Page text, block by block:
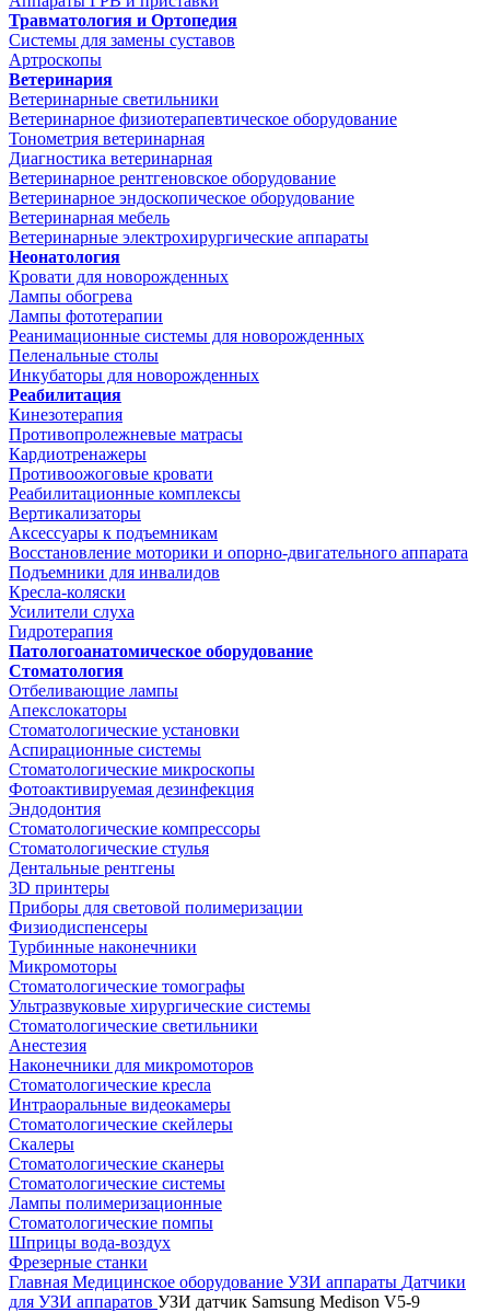
Травматология и Ортопедия
Системы для замены суставов
Артроскопы
Ветеринария
Ветеринарные светильники
Ветеринарное физиотерапевтическое оборудование
Тонометрия ветеринарная
Диагностика ветеринарная
Ветеринарное рентгеновское оборудование
Ветеринарное эндоскопическое оборудование
Ветеринарная мебель
Ветеринарные электрохирургические аппараты
Неонатология
Кровати для новорожденных
Лампы обогрева
Лампы фототерапии
Реанимационные системы для новорожденных
Пеленальные столы
Инкубаторы для новорожденных
Реабилитация
Кинезотерапия
Противопролежневые матрасы
Кардиотренажеры
Противоожоговые кровати
Реабилитационные комплексы
Вертикализаторы
Аксессуары к подъемникам
Восстановление моторики и опорно-двигательного аппарата
Подъемники для инвалидов
Кресла-коляски
Усилители слуха
Гидротерапия
Патологоанатомическое оборудование
Стоматология
Отбеливающие лампы
Апекслокаторы
Стоматологические установки
Аспирационные системы
Стоматологические микроскопы
Фотоактивируемая дезинфекция
Эндодонтия
Стоматологические компрессоры
Стоматологические стулья
Дентальные рентгены
3D принтеры
Приборы для световой полимеризации
Физиодиспенсеры
Турбинные наконечники
Микромоторы
Стоматологические томографы
Ультразвуковые хирургические системы
Стоматологические светильники
Анестезия
Наконечники для микромоторов
Стоматологические кресла
Интраоральные видеокамеры
Стоматологические скейлеры
Скалеры
Стоматологические сканеры
Стоматологические системы
Лампы полимеризационные
Стоматологические помпы
Шприцы вода-воздух
Фрезерные станки
Главная Медицинское оборудование УЗИ аппараты Датчики
для УЗИ аппаратов УЗИ датчик Samsung Medison V5-9